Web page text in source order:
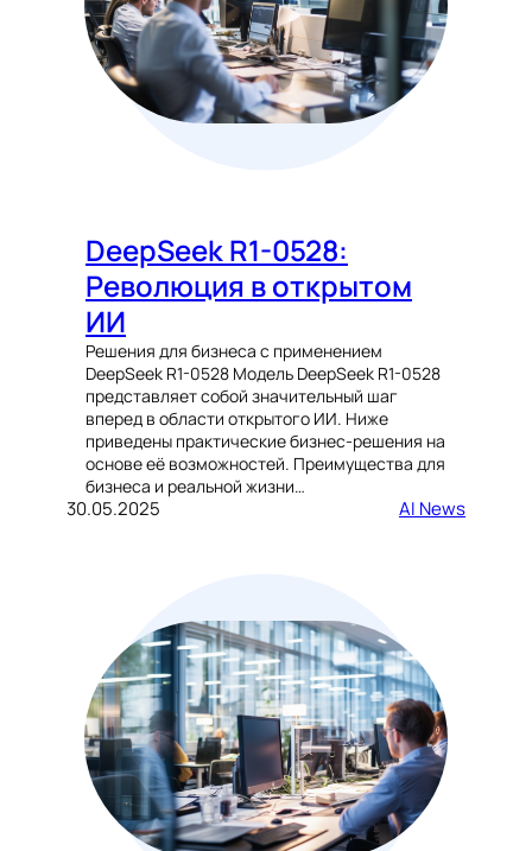
DeepSeek R1-0528:
Революция в открытом
ИИ
Решения для бизнеса с применением
DeepSeek R1-0528 Модель DeepSeek R1-0528
представляет собой значительный шаг
вперед в области открытого ИИ. Ниже
приведены практические бизнес-решения на
основе её возможностей. Преимущества для
бизнеса и реальной жизни…
30.05.2025 AI News